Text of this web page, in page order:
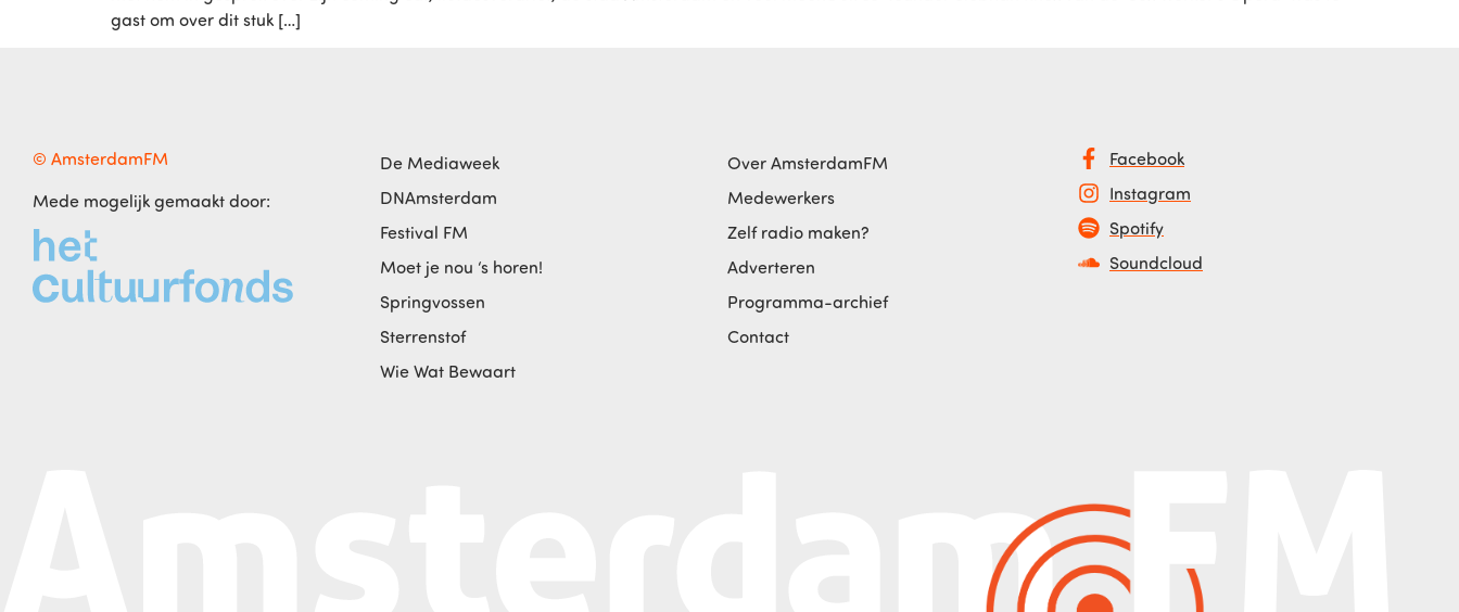
gast om over dit stuk […]
© AmsterdamFM
Mede mogelijk gemaakt door:
De Mediaweek
DNAmsterdam
Festival FM
Moet je nou ‘s horen!
Springvossen
Sterrenstof
Wie Wat Bewaart
Over AmsterdamFM
Medewerkers
Zelf radio maken?
Adverteren
Programma-archief
Contact
Facebook
Instagram
Spotify
Soundcloud